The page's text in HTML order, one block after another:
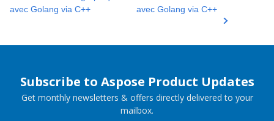
avec Golang via C++
avec Golang via C++
Subscribe to Aspose Product Updates
Get monthly newsletters & offers directly delivered to your
mailbox.